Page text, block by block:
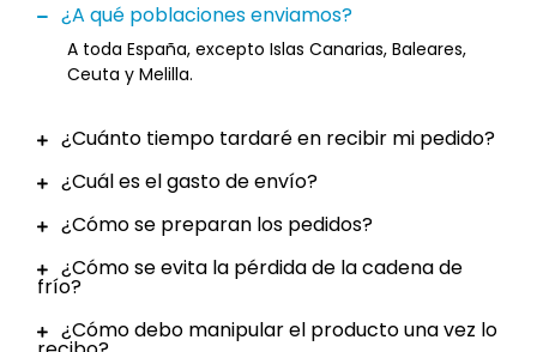
¿A qué poblaciones enviamos?
A toda España, excepto Islas Canarias, Baleares,
Ceuta y Melilla.
¿Cuánto tiempo tardaré en recibir mi pedido?
¿Cuál es el gasto de envío?
¿Cómo se preparan los pedidos?
¿Cómo se evita la pérdida de la cadena de
frío?
¿Cómo debo manipular el producto una vez lo